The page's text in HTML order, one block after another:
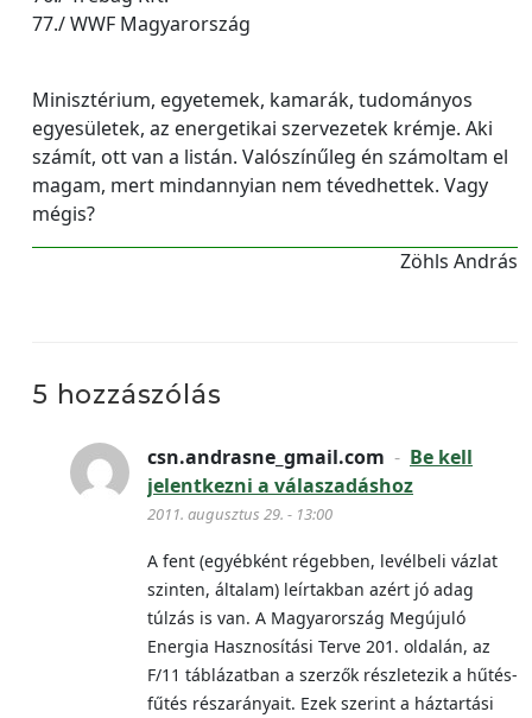
77./ WWF Magyarország
Minisztérium, egyetemek, kamarák, tudományos
egyesületek, az energetikai szervezetek krémje. Aki
számít, ott van a listán. Valószínűleg én számoltam el
magam, mert mindannyian nem tévedhettek. Vagy
mégis?
Zöhls András
5 hozzászólás
csn.andrasne_gmail.com - Be kell
jelentkezni a válaszadáshoz
2011. augusztus 29. - 13:00
A fent (egyébként régebben, levélbeli vázlat
szinten, általam) leírtakban azért jó adag
túlzás is van. A Magyarország Megújuló
Energia Hasznosítási Terve 201. oldalán, az
F/11 táblázatban a szerzők részletezik a hűtés-
fűtés részarányait. Ezek szerint a háztartási